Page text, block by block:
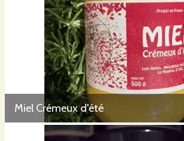
Miel Crémeux d'été